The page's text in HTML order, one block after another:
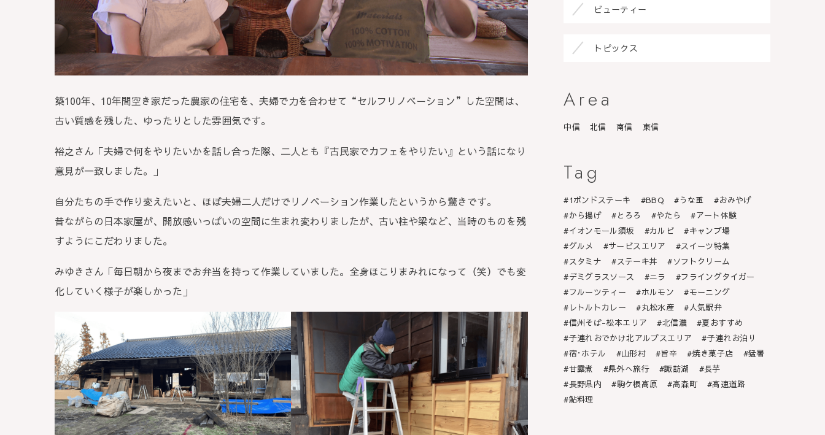
築100年、10年間空き家だった農家の住宅を、夫婦で力を合わせて“セルフリノベーション”した空間は、
古い質感を残した、ゆったりとした雰囲気です。
裕之さん「夫婦で何をやりたいかを話し合った際、二人とも『古民家でカフェをやりたい』という話になり
意見が一致しました。」
自分たちの手で作り変えたいと、ほぼ夫婦二人だけでリノベーション作業したというから驚きです。
昔ながらの日本家屋が、開放感いっぱいの空間に生まれ変わりましたが、古い柱や梁など、当時のものを残
すようにこだわりました。
みゆきさん「毎日朝から夜までお弁当を持って作業していました。全身ほこりまみれになって（笑）でも変
化していく様子が楽しかった」
ビューティー
トピックス
Area
中信 北信 南信 東信
Tag
1ポンドステーキ BBQ うな重
おみやげ
から揚げ
とろろ やたら
アート体験
イオンモール須坂
カルビ
キャンプ場
グルメ
サービスエリア
スイーツ特集
スタミナ
ステーキ丼
ソフトクリーム
デミグラスソース
ニラ
フライングタイガー
フルーツティー
ホルモン
モーニング
レトルトカレー
丸松水産
人気駅弁
信州そば-松本エリア
北信濃
夏おすすめ
子連れおでかけ北アルプスエリア
子連れお泊り
宿･ホテル
山形村 旨辛 焼き菓子店
猛暑
甘露煮
県外へ旅行 諏訪湖
長芋
長野県内
駒ケ根高原 高森町
高速道路
鮎料理